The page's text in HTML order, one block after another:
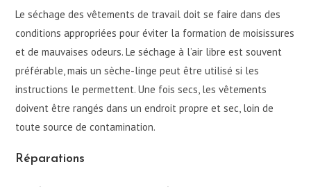
Le séchage des vêtements de travail doit se faire dans des
conditions appropriées pour éviter la formation de moisissures
et de mauvaises odeurs. Le séchage à l’air libre est souvent
préférable, mais un sèche-linge peut être utilisé si les
instructions le permettent. Une fois secs, les vêtements
doivent être rangés dans un endroit propre et sec, loin de
toute source de contamination.
Réparations